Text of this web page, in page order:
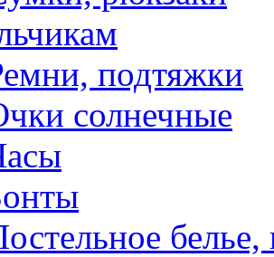
подтяжки
солнечные
белье,